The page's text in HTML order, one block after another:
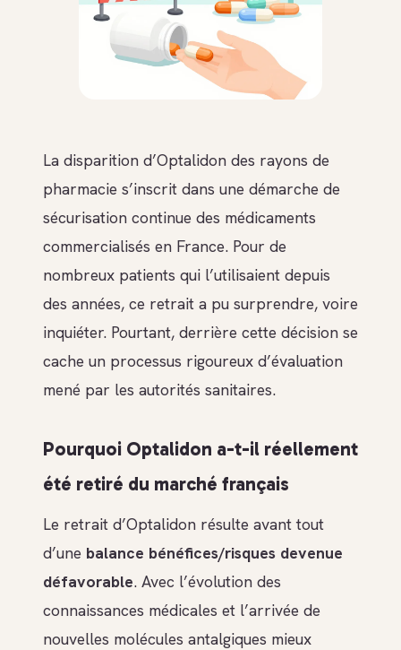
La disparition d’Optalidon des rayons de
pharmacie s’inscrit dans une démarche de
sécurisation continue des médicaments
commercialisés en France. Pour de
nombreux patients qui l’utilisaient depuis
des années, ce retrait a pu surprendre, voire
inquiéter. Pourtant, derrière cette décision se
cache un processus rigoureux d’évaluation
mené par les autorités sanitaires.
Pourquoi Optalidon a-t-il réellement
été retiré du marché français
Le retrait d’Optalidon résulte avant tout
d’une balance bénéfices/risques devenue
défavorable. Avec l’évolution des
connaissances médicales et l’arrivée de
nouvelles molécules antalgiques mieux